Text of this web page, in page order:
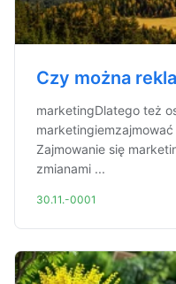
Czy można
marketingDlatego też
Zajmowanie się
zmianami ...
30.11.-0001